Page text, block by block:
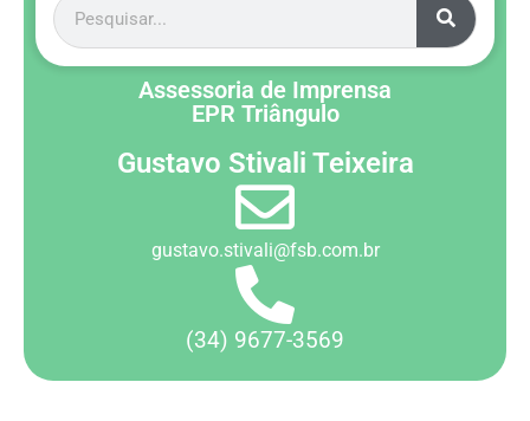
Assessoria de Imprensa
EPR Triângulo
Gustavo Stivali Teixeira
gustavo.stivali@fsb.com.br
(34) 9677-3569